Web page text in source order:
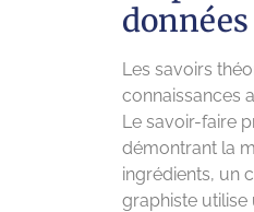
Les savoirs
connaissances
Le savoir-faire
démontrant la
ingrédients, un
graphiste